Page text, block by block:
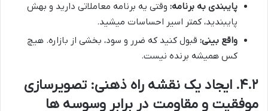
پایبندی به برنامه: وقتی یه برنامه معاملاتی دارید و بهش
پایبندید، کمتر اسیر احساسات میشید.
واقع بینی: قبول کنید که ضرر و سود، بخشی از بازاره. هیچ
کس همیشه برنده نیست.
۴.۲. ایجاد یک نقشه راه ذهنی: تصویرسازی
موفقیت و مقاومت در برابر وسوسه ها